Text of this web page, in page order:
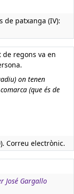
de patxanga (IV):
regons va en
on tenen
(que és de
Correu electrònic.
José Gargallo